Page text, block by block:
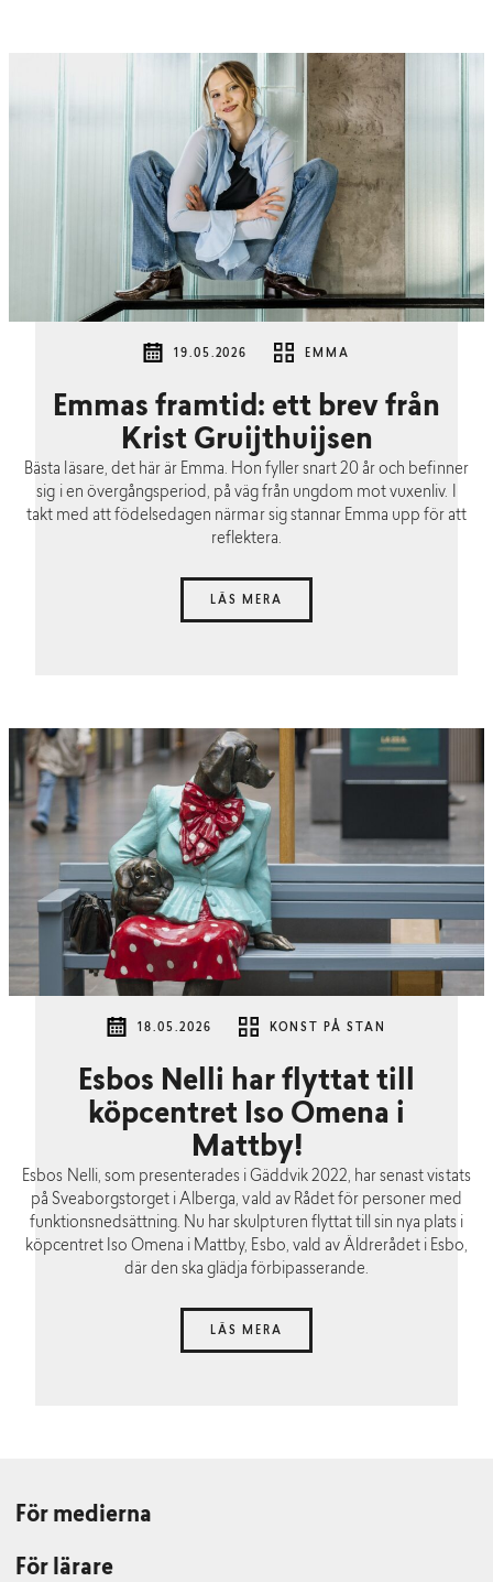
19.05.2026 EMMA
Emmas framtid: ett brev från
Krist Gruijthuijsen
Bästa läsare, det här är Emma. Hon fyller snart 20 år och befinner
sig i en övergångsperiod, på väg från ungdom mot vuxenliv. I
takt med att födelsedagen närmar sig stannar Emma upp för att
reflektera.
LÄS MERA
18.05.2026 KONST PÅ STAN
Esbos Nelli har flyttat till
köpcentret Iso Omena i
Mattby!
Esbos Nelli, som presenterades i Gäddvik 2022, har senast vistats
på Sveaborgstorget i Alberga, vald av Rådet för personer med
funktionsnedsättning. Nu har skulpturen flyttat till sin nya plats i
köpcentret Iso Omena i Mattby, Esbo, vald av Äldrerådet i Esbo,
där den ska glädja förbipasserande.
LÄS MERA
För medierna
För lärare